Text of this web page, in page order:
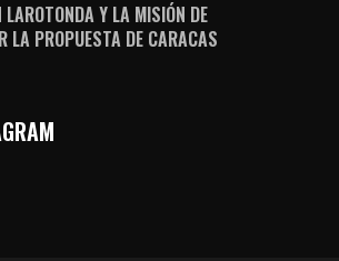
Y LA MISIÓN DE
LA PROPUESTA DE CARACAS